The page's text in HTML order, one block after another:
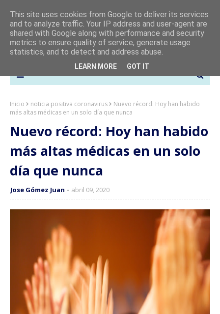
Inicio noticia positiva coronavirus
Nuevo récord: Hoy han habido
más altas médicas en un solo día que nunca
Nuevo récord: Hoy han habido
más altas médicas en un solo
día que nunca
Jose Gómez Juan abril 09, 2020
This site uses cookies from Google to deliver its services
and to analyze traffic. Your IP address and user-agent are
shared with Google along with performance and security
metrics to ensure quality of service, generate usage
statistics, and to detect and address abuse.
LEARN MORE GOT IT